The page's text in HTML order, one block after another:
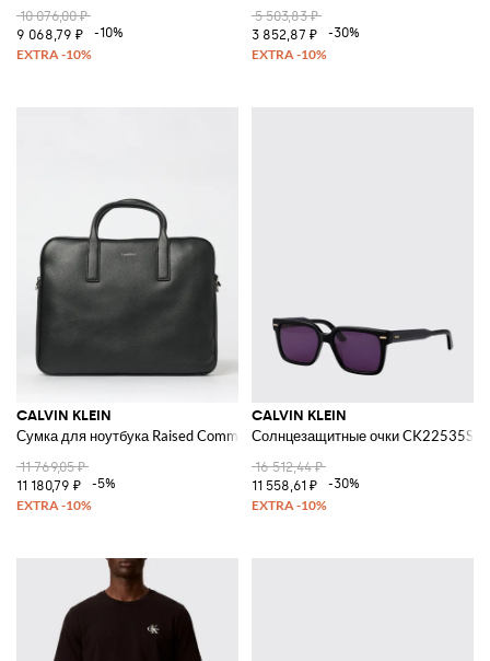
10 076,00 ₽
9 068,79 ₽
-10%
5 503,83 ₽
3 852,87 ₽
-30%
CALVIN KLEIN
Сумка для ноутбука Raised Commuter из зернистой искусственной кожи
11 769,05 ₽
11 180,79 ₽
-5%
CALVIN KLEIN
Солнцезащитные очки CK22535S
16 512,44 ₽
11 558,61 ₽
-30%